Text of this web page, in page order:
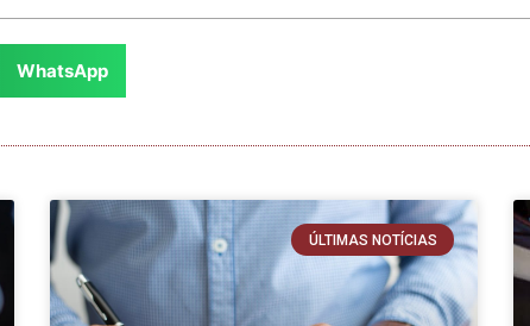
WhatsApp
ÚLTIMAS NOTÍCIAS